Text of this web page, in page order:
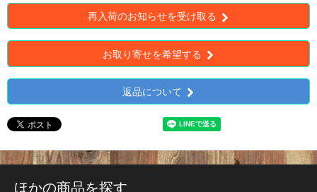
再入荷のお知らせを受け取る
お取り寄せを希望する
返品について
ほかの商品を探す